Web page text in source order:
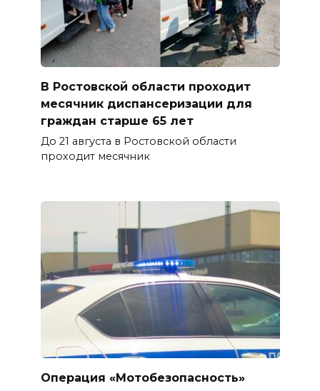
В Ростовской области проходит
месячник диспансеризации для
граждан старше 65 лет
До 21 августа в Ростовской области
проходит месячник
Операция «Мотобезопасность»